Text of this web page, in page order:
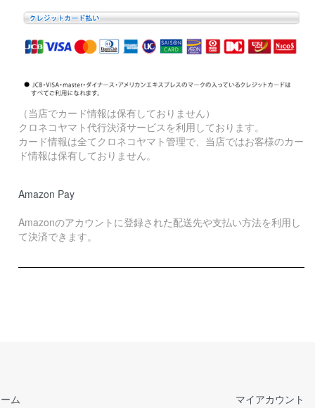
（当店でカード情報は保有しておりません）
クロネコヤマト代行決済サービスを利用しております。
カード情報は全てクロネコヤマト管理で、当店ではお客様のカー
ド情報は保有しておりません。
Amazon Pay
Amazonのアカウントに登録された配送先や支払い方法を利用し
て決済できます。
ム マイアカウント